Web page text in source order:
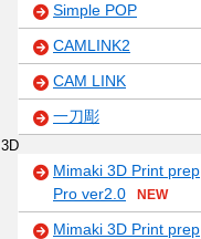
Simple POP
CAMLINK2
CAM LINK
一刀彫
3D
Mimaki 3D Print prep
Pro ver2.0
NEW
Mimaki 3D Print prep